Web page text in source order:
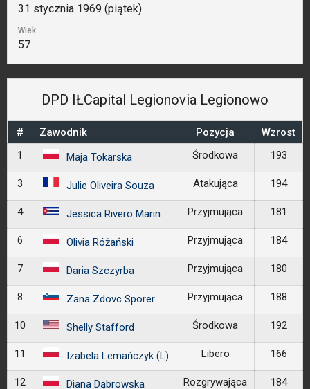
31 stycznia 1969 (piątek)
Wiek
57
DPD IŁCapital Legionovia Legionowo
# Zawodnik Pozycja
Wzrost
1
Maja Tokarska Środkowa 193
3 Julie Oliveira Souza Atakująca 194
4 Jessica Rivero Marin Przyjmująca 181
6 Olivia Różański Przyjmująca 184
7 Daria Szczyrba Przyjmująca 180
8 Zana Zdovc Sporer Przyjmująca 188
10 Shelly Stafford Środkowa 192
11 Izabela Lemańczyk (L) Libero 166
12 Diana Dąbrowska Rozgrywająca 184